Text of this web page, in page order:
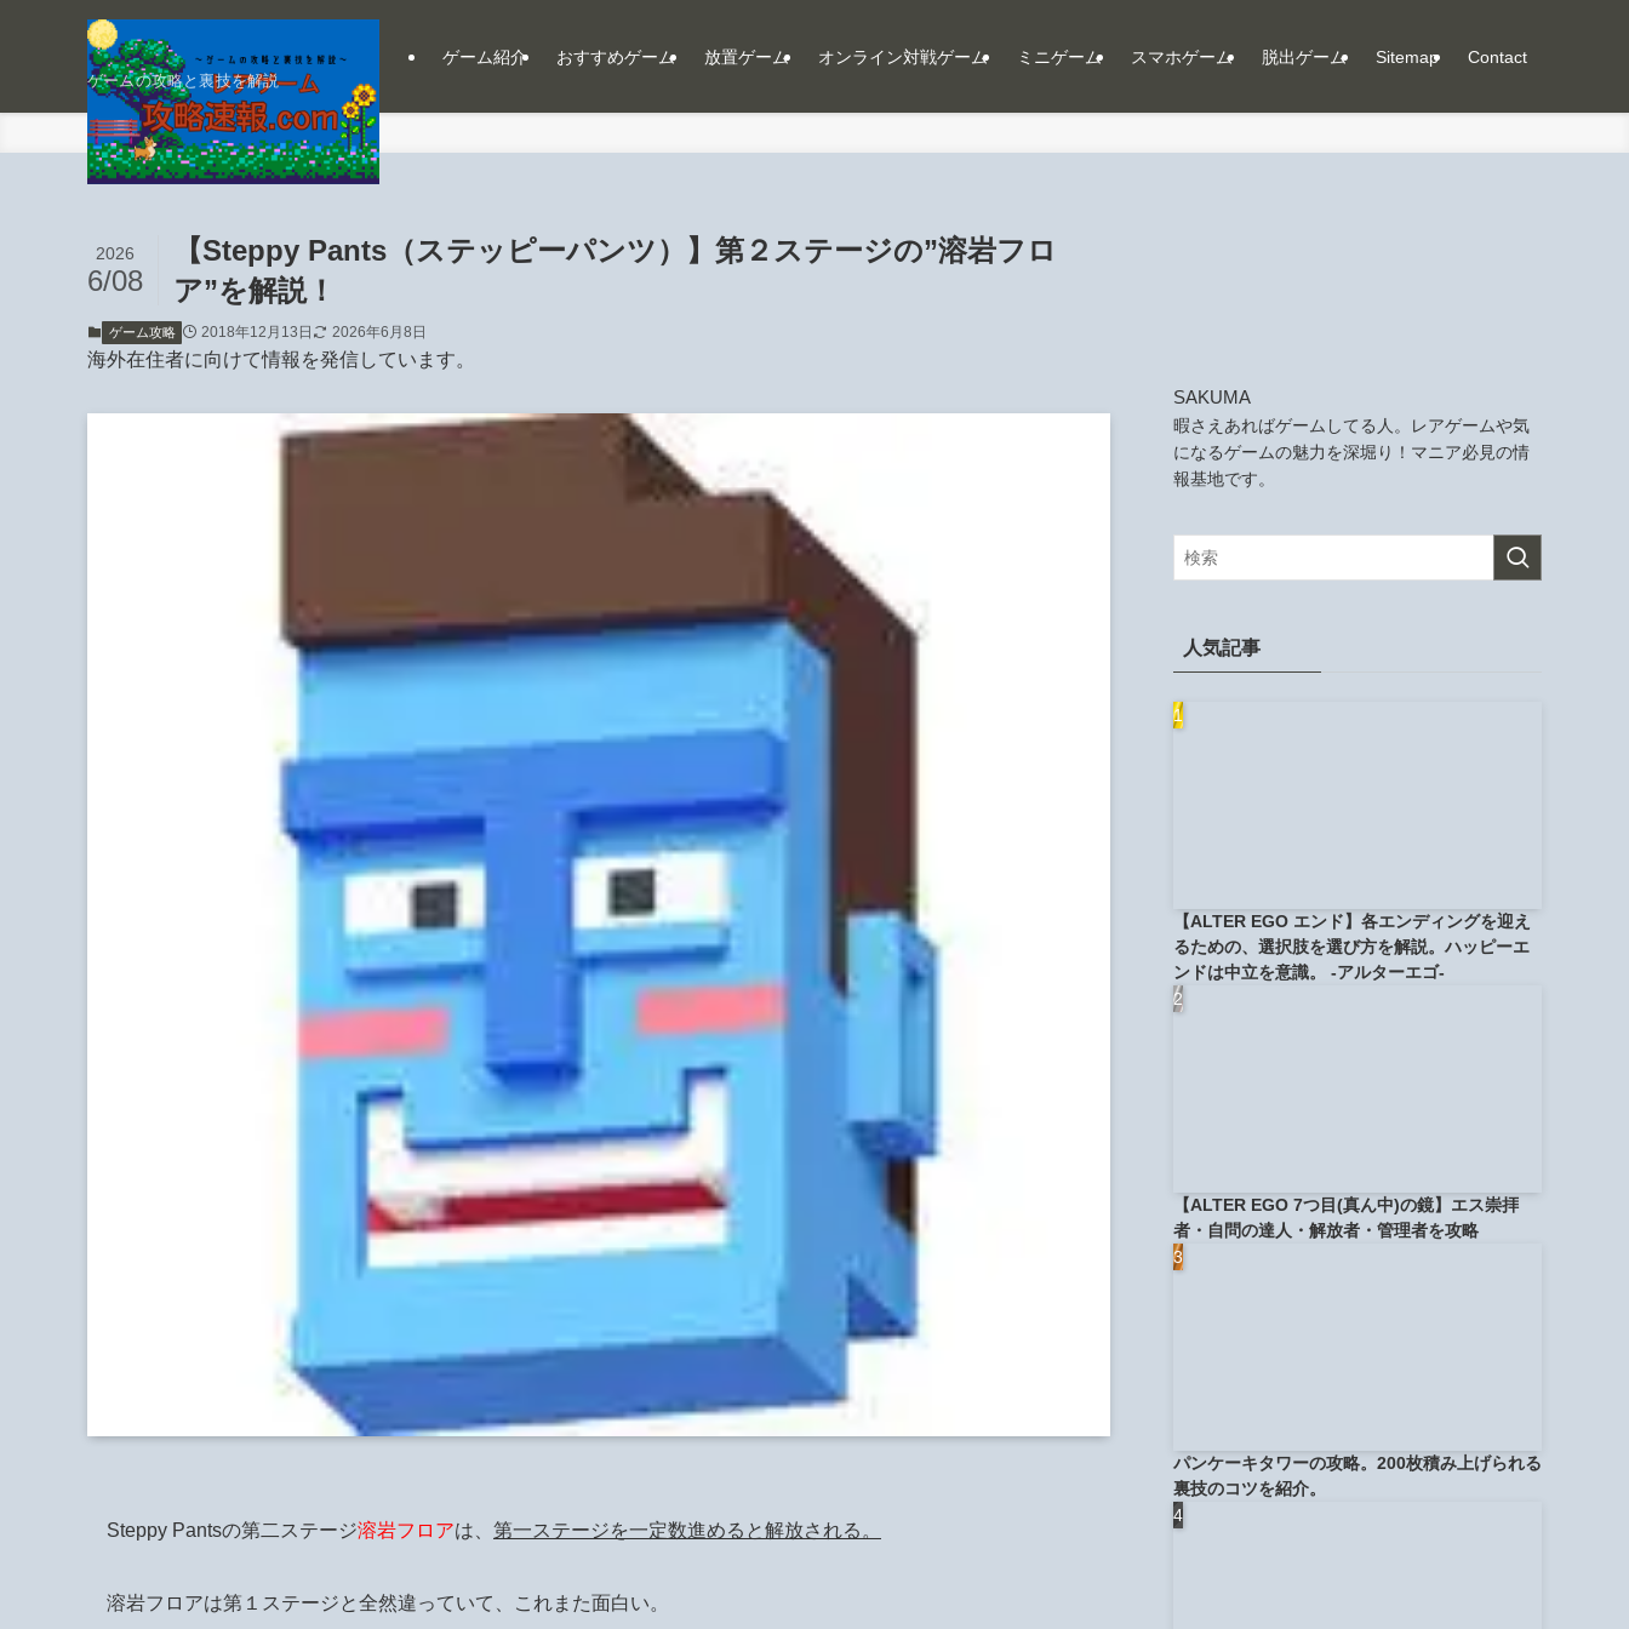
ゲームの攻略と裏技を解説
ゲーム紹介 おすすめゲーム 放置ゲーム オンライン対戦ゲーム ミニゲーム スマホゲーム 脱出ゲーム Sitemap Contact
ホーム ゲーム攻略
【Steppy Pants（ステッピーパンツ）】第２ステージの”溶岩フロ
ア”を解説！
2026
6/08
ゲーム攻略 2018年12月13日 2026年6月8日
海外在住者に向けて情報を発信しています。
Steppy Pantsの第二ステージ溶岩フロアは、 第一ステージを一定数進めると解放される。
溶岩フロアは第１ステージと全然違っていて、これまた面白い。
SAKUMA
暇さえあればゲームしてる人。レアゲームや気
になるゲームの魅力を深堀り！マニア必見の情
報基地です。
人気記事
【ALTER EGO エンド】各エンディングを迎え
るための、選択肢を選び方を解説。ハッピーエ
ンドは中立を意識。 -アルターエゴ-
【ALTER EGO 7つ目(真ん中)の鏡】エス崇拝
者・自問の達人・解放者・管理者を攻略
パンケーキタワーの攻略。200枚積み上げられる
裏技のコツを紹介。